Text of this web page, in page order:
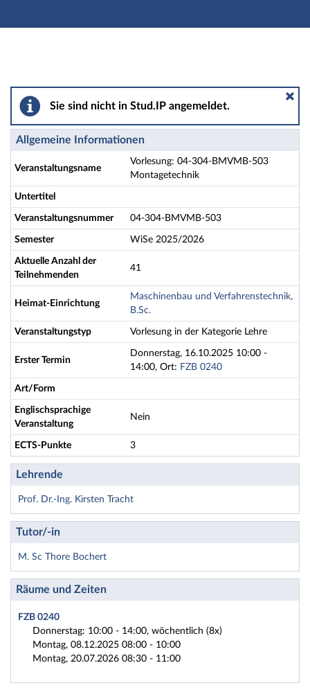
Hauptnavigation
Vorlesung: 04-304-BMVMB-503 Montagetechnik -
Sie sind nicht in Stud.IP angemeldet.
Allgemeine Informationen
Veranstaltungsname
Vorlesung: 04-304-BMVMB-503
Montagetechnik
Untertitel
Veranstaltungsnummer 04-304-BMVMB-503
Semester WiSe 2025/2026
Aktuelle Anzahl der
Teilnehmenden
41
Heimat-Einrichtung
Maschinenbau und Verfahrenstechnik,
B.Sc.
Veranstaltungstyp Vorlesung in der Kategorie Lehre
Erster Termin
Donnerstag, 16.10.2025 10:00 -
14:00, Ort: FZB 0240
Art/Form
Englischsprachige
Veranstaltung
Nein
ECTS-Punkte 3
Lehrende
Prof. Dr.-Ing. Kirsten Tracht
Tutor/-in
M. Sc Thore Bochert
Räume und Zeiten
FZB 0240
Donnerstag: 10:00 - 14:00, wöchentlich (8x)
Montag, 08.12.2025 08:00 - 10:00
Montag, 20.07.2026 08:30 - 11:00